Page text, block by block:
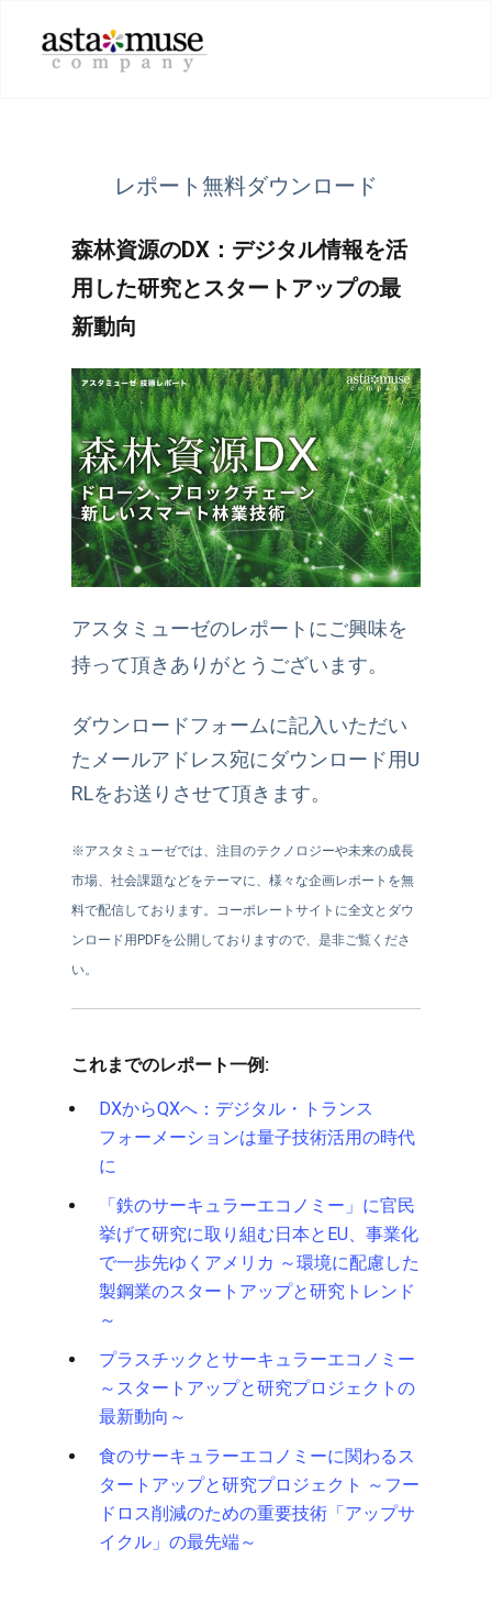
レポート無料ダウンロード
森林資源のDX：デジタル情報を活
用した研究とスタートアップの最
新動向
アスタミューゼのレポートにご興味を
持って頂きありがとうございます。
ダウンロードフォームに記入いただい
たメールアドレス宛にダウンロード用U
RLをお送りさせて頂きます。
※アスタミューゼでは、注目のテクノロジーや未来の成長
市場、社会課題などをテーマに、様々な企画レポートを無
料で配信しております。コーポレートサイトに全文とダウ
ンロード用PDFを公開しておりますので、是非ご覧くださ
い。
これまでのレポート一例:
DXからQXへ：デジタル・トランス
フォーメーションは量子技術活用の時代
に
「鉄のサーキュラーエコノミー」に官民
挙げて研究に取り組む日本とEU、事業化
で一歩先ゆくアメリカ ～環境に配慮した
製鋼業のスタートアップと研究トレンド
～
プラスチックとサーキュラーエコノミー
～スタートアップと研究プロジェクトの
最新動向～
食のサーキュラーエコノミーに関わるス
タートアップと研究プロジェクト ～フー
ドロス削減のための重要技術「アップサ
イクル」の最先端～